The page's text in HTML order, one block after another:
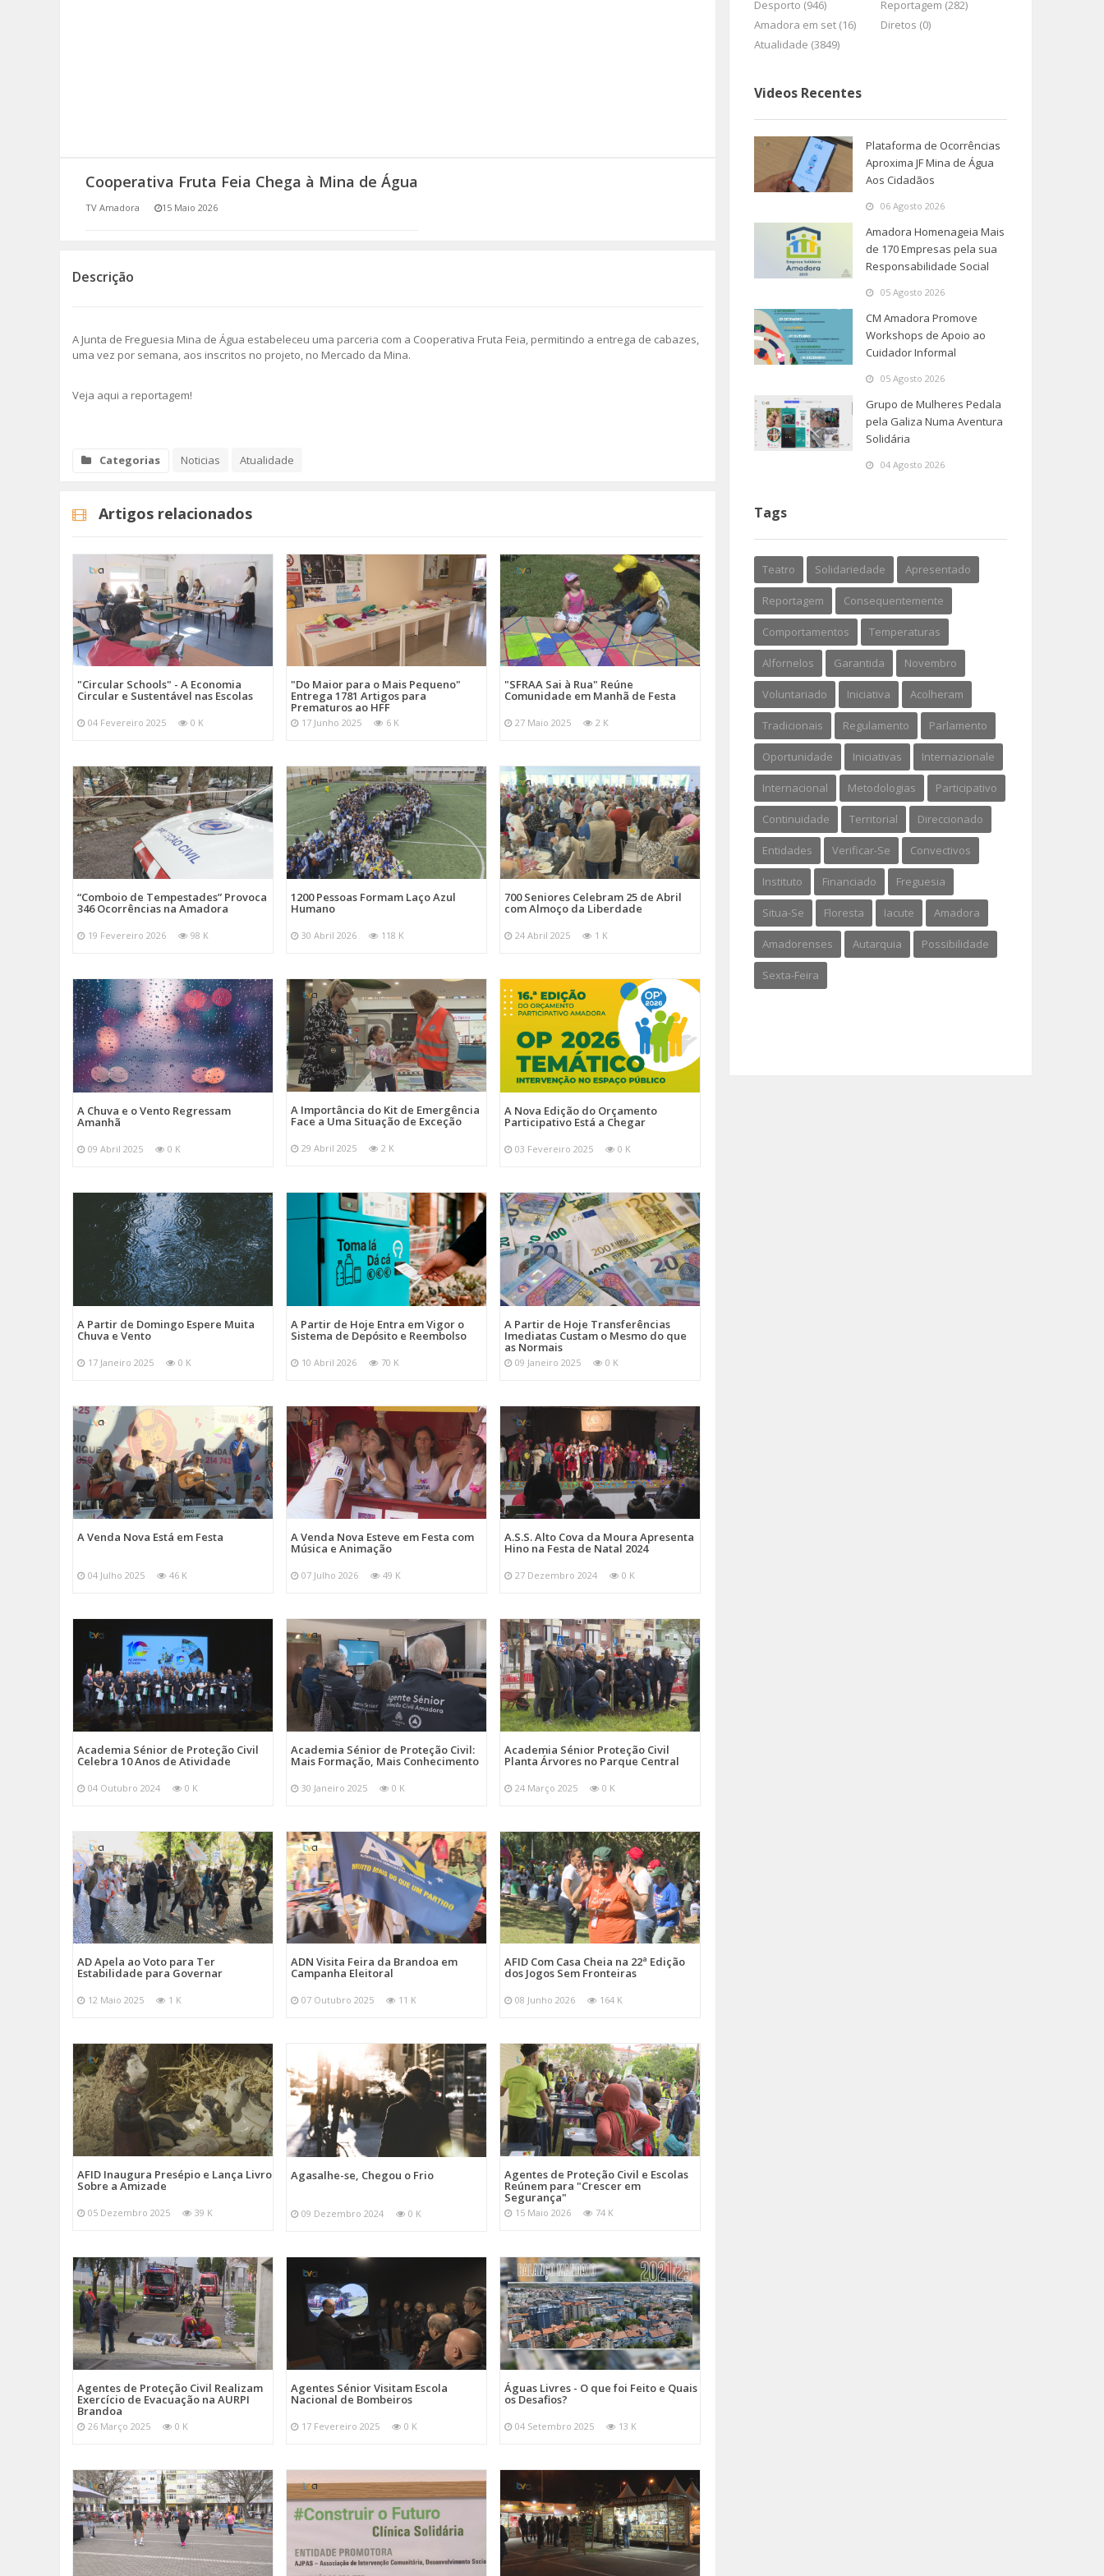
(RE) PENSAMENTOS
Cooperativa Fruta Feia Chega à Mina de Água
TV Amadora 15 Maio 2026
Descrição
A Junta de Freguesia Mina de Água estabeleceu uma parceria com a Cooperativa Fruta Feia, permitindo a entrega de cabazes,
uma vez por semana, aos inscritos no projeto, no Mercado da Mina.
Veja aqui a reportagem!
Categorias Noticias Atualidade
Artigos relacionados
"Circular Schools" - A Economia
Circular e Sustentável nas Escolas
04 Fevereiro 2025 0 K
"Do Maior para o Mais Pequeno"
Entrega 1781 Artigos para
Prematuros ao HFF
17 Junho 2025 6 K
"SFRAA Sai à Rua" Reúne
Comunidade em Manhã de Festa
27 Maio 2025 2 K
“Comboio de Tempestades” Provoca
346 Ocorrências na Amadora
19 Fevereiro 2026 98 K
1200 Pessoas Formam Laço Azul
Humano
30 Abril 2026 118 K
700 Seniores Celebram 25 de Abril
com Almoço da Liberdade
24 Abril 2025 1 K
A Chuva e o Vento Regressam
Amanhã
09 Abril 2025 0 K
A Importância do Kit de Emergência
Face a Uma Situação de Exceção
29 Abril 2025 2 K
A Nova Edição do Orçamento
Participativo Está a Chegar
03 Fevereiro 2025 0 K
A Partir de Domingo Espere Muita
Chuva e Vento
17 Janeiro 2025 0 K
A Partir de Hoje Entra em Vigor o
Sistema de Depósito e Reembolso
10 Abril 2026 70 K
A Partir de Hoje Transferências
Imediatas Custam o Mesmo do que
as Normais
09 Janeiro 2025 0 K
A Venda Nova Está em Festa
04 Julho 2025 46 K
A Venda Nova Esteve em Festa com
Música e Animação
07 Julho 2026 49 K
A.S.S. Alto Cova da Moura Apresenta
Hino na Festa de Natal 2024
27 Dezembro 2024 0 K
Academia Sénior de Proteção Civil
Celebra 10 Anos de Atividade
04 Outubro 2024 0 K
Academia Sénior de Proteção Civil:
Mais Formação, Mais Conhecimento
30 Janeiro 2025 0 K
Academia Sénior Proteção Civil
Planta Árvores no Parque Central
24 Março 2025 0 K
AD Apela ao Voto para Ter
Estabilidade para Governar
12 Maio 2025 1 K
ADN Visita Feira da Brandoa em
Campanha Eleitoral
07 Outubro 2025 11 K
AFID Com Casa Cheia na 22ª Edição
dos Jogos Sem Fronteiras
08 Junho 2026 164 K
AFID Inaugura Presépio e Lança Livro
Sobre a Amizade
05 Dezembro 2025 39 K
Agasalhe-se, Chegou o Frio
09 Dezembro 2024 0 K
Agentes de Proteção Civil e Escolas
Reúnem para "Crescer em
Segurança"
15 Maio 2026 74 K
Agentes de Proteção Civil Realizam
Exercício de Evacuação na AURPI
Brandoa
26 Março 2025 0 K
Agentes Sénior Visitam Escola
Nacional de Bombeiros
17 Fevereiro 2025 0 K
Águas Livres - O que foi Feito e Quais
os Desafios?
04 Setembro 2025 13 K
Desporto (946)
Reportagem (282)
Amadora em set (16)
Diretos (0)
Atualidade (3849)
Videos Recentes
Plataforma de Ocorrências
Aproxima JF Mina de Água
Aos Cidadãos
06 Agosto 2026
Amadora Homenageia Mais
de 170 Empresas pela sua
Responsabilidade Social
05 Agosto 2026
CM Amadora Promove
Workshops de Apoio ao
Cuidador Informal
05 Agosto 2026
Grupo de Mulheres Pedala
pela Galiza Numa Aventura
Solidária
04 Agosto 2026
Tags
Teatro Solidariedade Apresentado
Reportagem Consequentemente
Comportamentos Temperaturas
Alfornelos Garantida Novembro
Voluntariado Iniciativa Acolheram
Tradicionais Regulamento Parlamento
Oportunidade Iniciativas Internazionale
Internacional Metodologias Participativo
Continuidade Territorial Direccionado
Entidades Verificar-Se Convectivos
Instituto Financiado Freguesia
Situa-Se Floresta Iacute Amadora
Amadorenses Autarquia Possibilidade
Sexta-Feira